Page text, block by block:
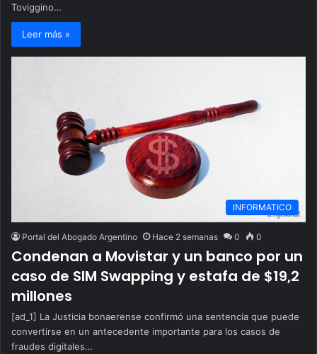
Toviggino…
Leer más »
INFORMATICO
Portal del Abogado Argentino Hace 2 semanas 0 0
Condenan a Movistar y un banco por un
caso de SIM Swapping y estafa de $19,2
millones
[ad_1] La Justicia bonaerense confirmó una sentencia que puede
convertirse en un antecedente importante para los casos de
fraudes digitales…